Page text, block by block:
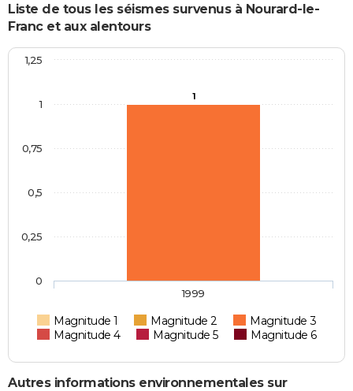
Liste de tous les séismes survenus à Nourard-le-
Franc et aux alentours
1
Magnitude 1 Magnitude 2
Magnitude 3
Magnitude 4
Magnitude 5 Magnitude 6
1999
0
0,25
0,5
0,75
1
1,25
Autres informations environnementales sur